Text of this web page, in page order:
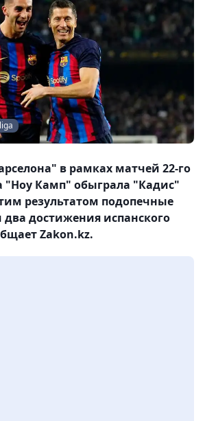
в рамках матчей 22-го
"Ноу Камп" обыграла "Кадис"
результатом подопечные
достижения испанского
Zakon.kz.